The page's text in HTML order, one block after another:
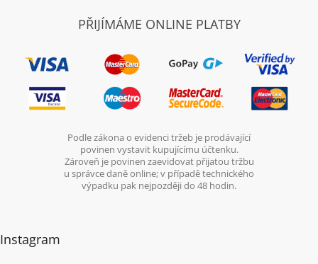
PŘIJÍMÁME ONLINE PLATBY
Podle zákona o evidenci tržeb je prodávající
povinen vystavit kupujícímu účtenku.
Zároveň je povinen zaevidovat přijatou tržbu
u správce daně online; v případě technického
výpadku pak nejpozději do 48 hodin.
Instagram